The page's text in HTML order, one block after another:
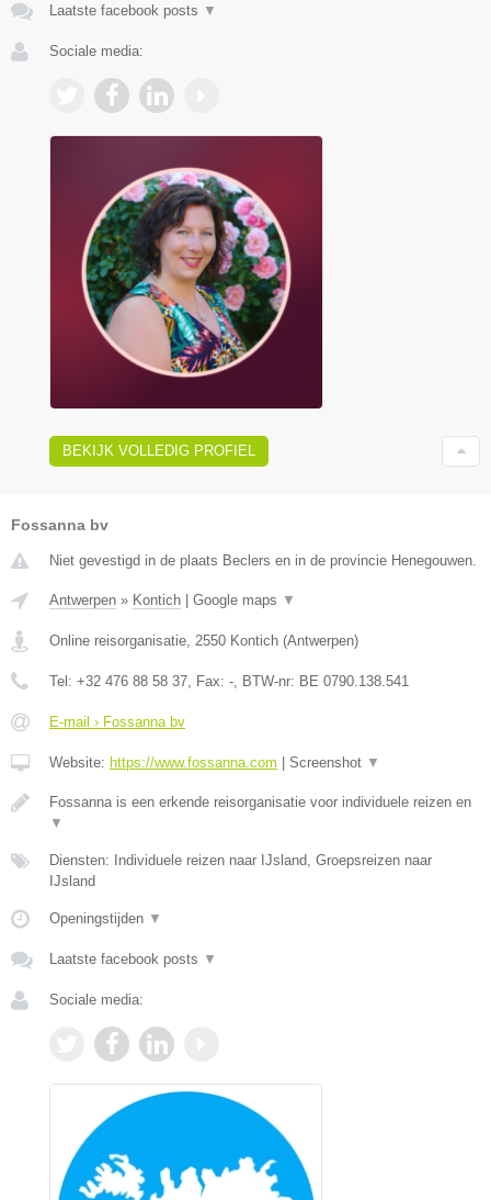
Laatste facebook posts ▼
Sociale media:
BEKIJK VOLLEDIG PROFIEL
Fossanna bv
Niet gevestigd in de plaats Beclers en in de provincie Henegouwen.
Antwerpen » Kontich Google maps ▼
Online reisorganisatie, 2550 Kontich (Antwerpen)
Tel: +32 476 88 58 37, Fax: -, BTW-nr: BE 0790.138.541
E-mail › Fossanna bv
Website: https://www.fossanna.com Screenshot ▼
Fossanna is een erkende reisorganisatie voor individuele reizen en
▼
Diensten: Individuele reizen naar IJsland, Groepsreizen naar
IJsland
Openingstijden ▼
Laatste facebook posts ▼
Sociale media: